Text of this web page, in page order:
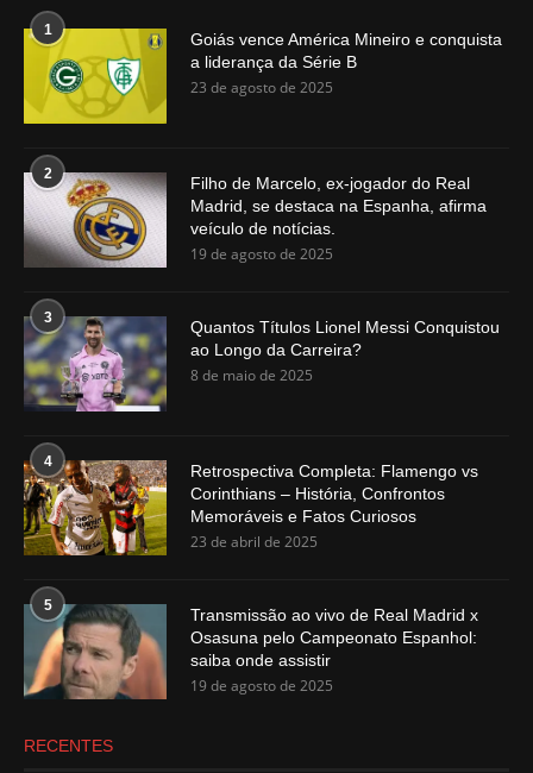
1
Goiás vence América Mineiro e conquista
a liderança da Série B
23 de agosto de 2025
2
Filho de Marcelo, ex-jogador do Real
Madrid, se destaca na Espanha, afirma
veículo de notícias.
19 de agosto de 2025
3
Quantos Títulos Lionel Messi Conquistou
ao Longo da Carreira?
8 de maio de 2025
4
Retrospectiva Completa: Flamengo vs
Corinthians – História, Confrontos
Memoráveis e Fatos Curiosos
23 de abril de 2025
5
Transmissão ao vivo de Real Madrid x
Osasuna pelo Campeonato Espanhol:
saiba onde assistir
19 de agosto de 2025
RECENTES